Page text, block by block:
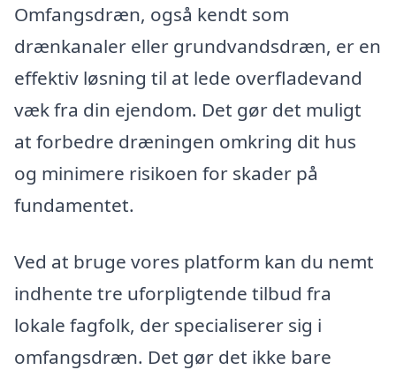
Omfangsdræn, også kendt som
drænkanaler eller grundvandsdræn, er en
effektiv løsning til at lede overfladevand
væk fra din ejendom. Det gør det muligt
at forbedre dræningen omkring dit hus
og minimere risikoen for skader på
fundamentet.
Ved at bruge vores platform kan du nemt
indhente tre uforpligtende tilbud fra
lokale fagfolk, der specialiserer sig i
omfangsdræn. Det gør det ikke bare